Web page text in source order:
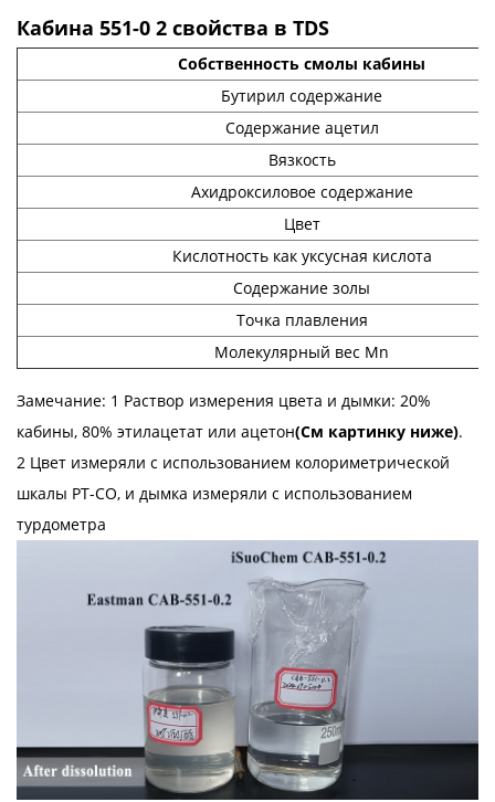
Кабина 551-0 2 свойства в TDS
Собственность смолы кабины
Бутирил содержание
Содержание ацетил
Вязкость
Ахидроксиловое содержание
Цвет
Кислотность как уксусная кислота
Содержание золы
Точка плавления
Молекулярный вес Mn
Замечание: 1 Раствор измерения цвета и дымки: 20%
кабины, 80% этилацетат или ацетон(См картинку ниже).
2 Цвет измеряли с использованием колориметрической
шкалы PT-CO, и дымка измеряли с использованием
турдометра